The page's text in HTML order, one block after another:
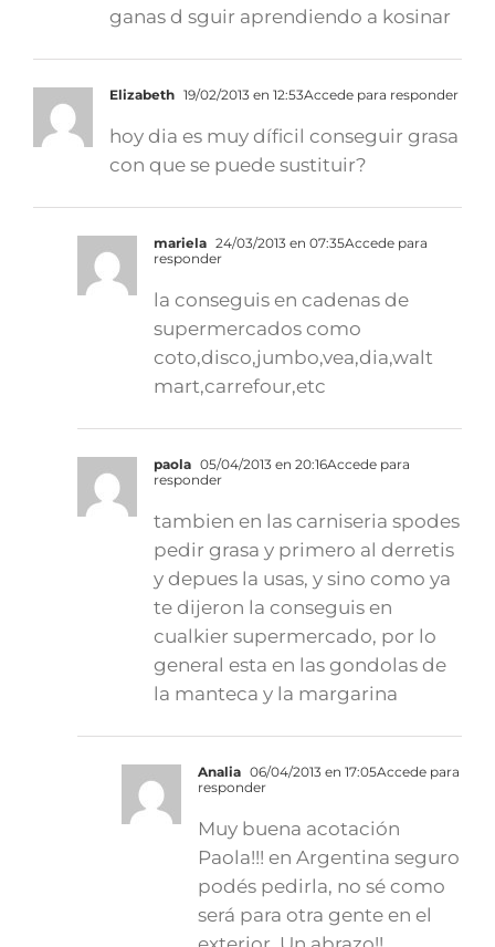
ganas d sguir aprendiendo a kosinar
Elizabeth 19/02/2013 en 12:53Accede para responder
hoy dia es muy díficil conseguir grasa
con que se puede sustituir?
mariela 24/03/2013 en 07:35Accede para
responder
la conseguis en cadenas de
supermercados como
coto,disco,jumbo,vea,dia,walt
mart,carrefour,etc
paola 05/04/2013 en 20:16Accede para
responder
tambien en las carniseria spodes
pedir grasa y primero al derretis
y depues la usas, y sino como ya
te dijeron la conseguis en
cualkier supermercado, por lo
general esta en las gondolas de
la manteca y la margarina
Analia 06/04/2013 en 17:05Accede para
responder
Muy buena acotación
Paola!!! en Argentina seguro
podés pedirla, no sé como
será para otra gente en el